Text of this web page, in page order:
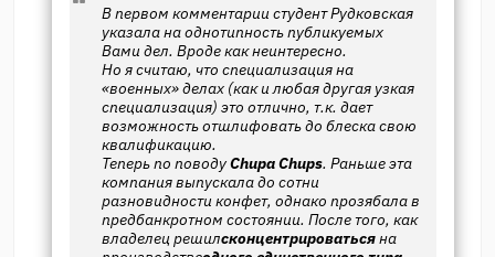
В первом комментарии студент Рудковская
указала на однотипность публикуемых
Вами дел. Вроде как неинтересно.
Но я считаю, что специализация на
«военных» делах (как и любая другая узкая
специализация) это отлично, т.к. дает
возможность отшлифовать до блеска свою
квалификацию.
Теперь по поводуChupa Chups. Раньше эта
компания выпускала до сотни
разновидности конфет, однако прозябала в
предбанкротном состоянии. После того, как
владелец решилсконцентрироватьсяна